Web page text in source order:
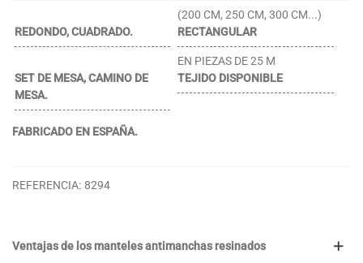
REDONDO, CUADRADO. RECTANGULAR
(200 CM, 250 CM, 300 CM...)
SET DE MESA, CAMINO DE
MESA.
TEJIDO DISPONIBLE
EN PIEZAS DE 25 M
FABRICADO EN ESPAÑA.
REFERENCIA: 8294
Ventajas de los manteles antimanchas resinados